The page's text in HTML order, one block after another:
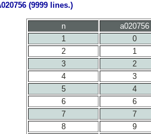
(9999 lines.)
n a020756
1
0
2
1
3
2
4
3
5
4
6
6
7
7
8
9